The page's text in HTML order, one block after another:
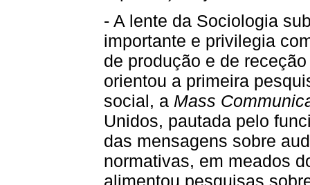
- A lente da Sociologia
importante e privilegia
de produção e de
orientou a primeira
social, a Mass
Unidos, pautada pelo
das mensagens sobre
normativas, em meados
alimentou pesquisas